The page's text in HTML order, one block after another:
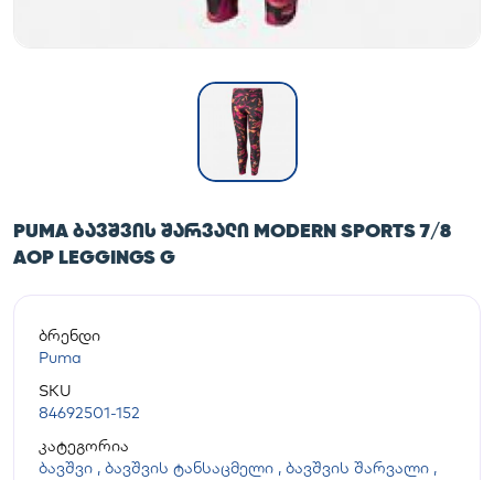
PUMA ᲑᲐᲕᲨᲕᲘᲡ ᲨᲐᲠᲕᲐᲚᲘ MODERN SPORTS 7/8
AOP LEGGINGS G
ბრენდი
Puma
SKU
84692501-152
კატეგორია
ბავშვი , ბავშვის ტანსაცმელი , ბავშვის შარვალი ,